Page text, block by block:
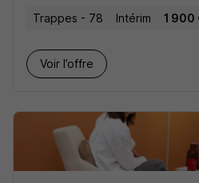
Trappes - 78 Intérim 1 900
Voir l’offre